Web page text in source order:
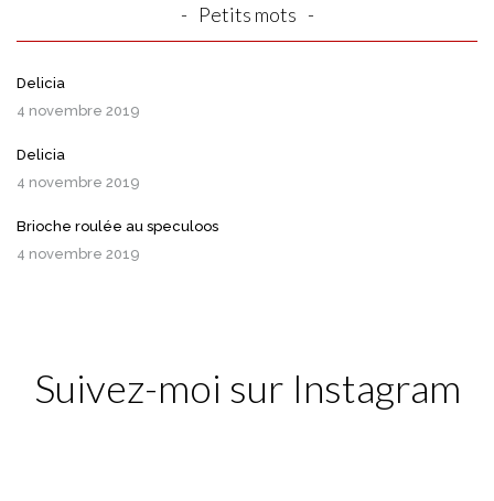
Petits mots
Delicia
4 novembre 2019
Delicia
4 novembre 2019
Brioche roulée au speculoos
4 novembre 2019
Suivez-moi sur Instagram